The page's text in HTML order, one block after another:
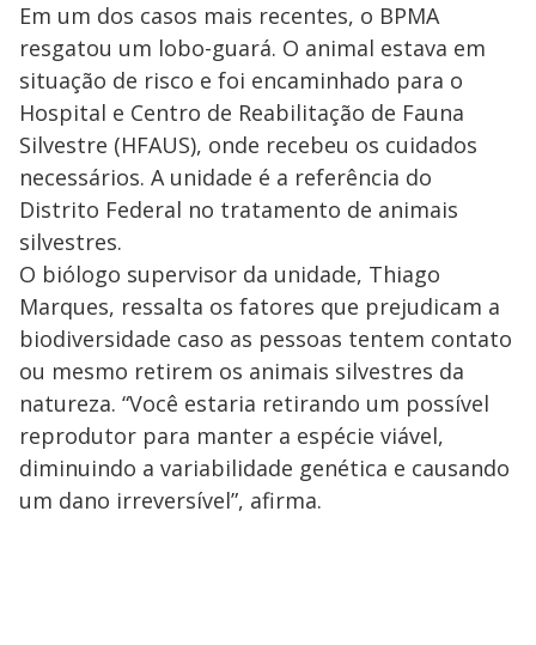
Em um dos casos mais recentes, o BPMA
resgatou um lobo-guará. O animal estava em
situação de risco e foi encaminhado para o
Hospital e Centro de Reabilitação de Fauna
Silvestre (HFAUS), onde recebeu os cuidados
necessários. A unidade é a referência do
Distrito Federal no tratamento de animais
silvestres.
O biólogo supervisor da unidade, Thiago
Marques, ressalta os fatores que prejudicam a
biodiversidade caso as pessoas tentem contato
ou mesmo retirem os animais silvestres da
natureza. “Você estaria retirando um possível
reprodutor para manter a espécie viável,
diminuindo a variabilidade genética e causando
um dano irreversível”, afirma.